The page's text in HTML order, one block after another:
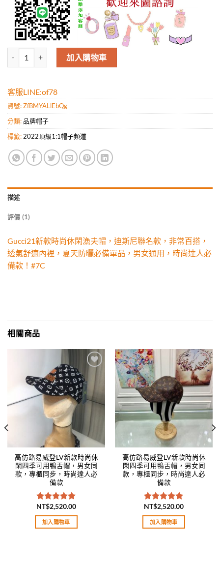
高仿Gucci21新款時尚休閑漁夫帽，迪斯尼聯名款，非常百搭，透氣
加入購物車
客服LINE:of78
貨號:ZfBMYALlEbQg
分類: 品牌帽子
標籤: 2022頂級1:1帽子頻道
描述
評價 (1)
Gucci21新款時尚休閑漁夫帽，迪斯尼聯名款，非常百搭，
透氣舒適內裡，夏天防曬必備單品，男女通用，時尚達人必
備款！#7C
相關商品
Add to
wishlist
高仿路易威登LV新款時尚休
閑四季可用鴨舌帽，男女同
款，專櫃同步，時尚達人必
備款
評分5.00
滿分 5
NT$2,520.00
加入購物車
Add to
wishlist
高仿路易威登LV新款時尚休
閑四季可用鴨舌帽，男女同
款，專櫃同步，時尚達人必
備款
評分5.00
滿分 5
NT$2,520.00
加入購物車